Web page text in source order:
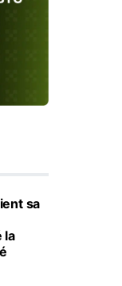
sa
la